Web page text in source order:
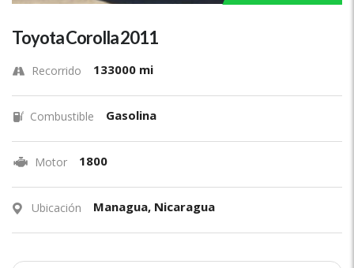
Toyota Corolla 2011
Recorrido 133000 mi
Combustible Gasolina
Motor 1800
Ubicación Managua, Nicaragua